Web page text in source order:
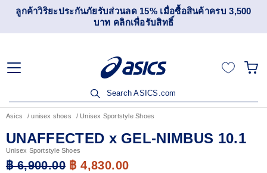
ลด 15% เมื่อซื้อสินค้าครบ 3,500
เข้าร่วม OneASICS™ เ
Search ASICS.com
Asics unisex shoes Unisex Sportstyle Shoes
UNAFFECTED x GEL-NIMBUS 10.1
Unisex Sportstyle Shoes
฿ 6,900.00 ฿ 4,830.00